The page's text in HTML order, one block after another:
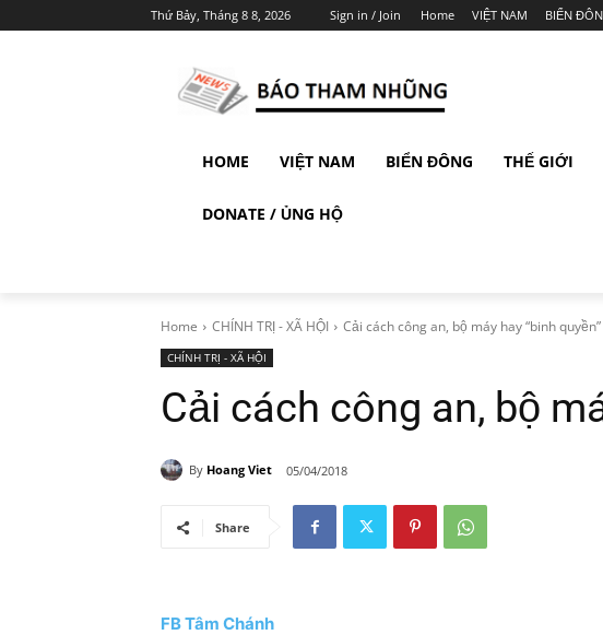
Thứ Bảy, Tháng 8 8, 2026 Sign in / Join Home VIỆT NAM BIỂN
HOME VIỆT NAM BIỂN ĐÔNG THẾ GIỚI
DONATE / ỦNG HỘ
Home CHÍNH TRỊ - XÃ HỘI Cải cách công an, bộ máy hay “binh quyền”
CHÍNH TRỊ - XÃ HỘI
Cải cách công an, bộ
By Hoang Viet 05/04/2018
Share
FB Tâm Chánh